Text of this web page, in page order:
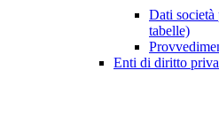
Dati società
tabelle)
Enti di diritto